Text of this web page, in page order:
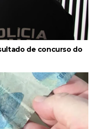
de concurso do